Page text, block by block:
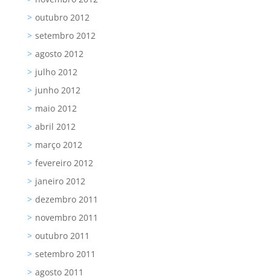
outubro 2012
setembro 2012
agosto 2012
julho 2012
junho 2012
maio 2012
abril 2012
março 2012
fevereiro 2012
janeiro 2012
dezembro 2011
novembro 2011
outubro 2011
setembro 2011
agosto 2011